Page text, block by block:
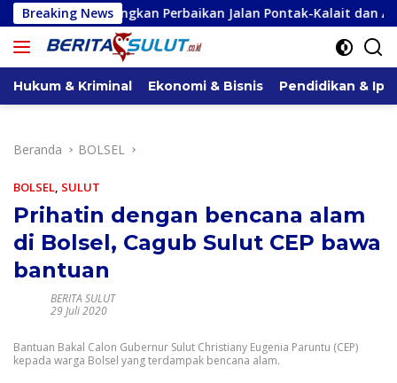
Langsung
ke
konten
Breaking News
Perbaikan Jalan Pontak-Kalait dan Amurang-Ratahan
Hukum & Kriminal Ekonomi & Bisnis Pendidikan &
Beranda BOLSEL
BOLSEL, SULUT
Prihatin dengan bencana alam
di Bolsel, Cagub Sulut CEP bawa
bantuan
BERITA SULUT
29 Juli 2020
Bantuan Bakal Calon Gubernur Sulut Christiany Eugenia Paruntu (CEP)
kepada warga Bolsel yang terdampak bencana alam.